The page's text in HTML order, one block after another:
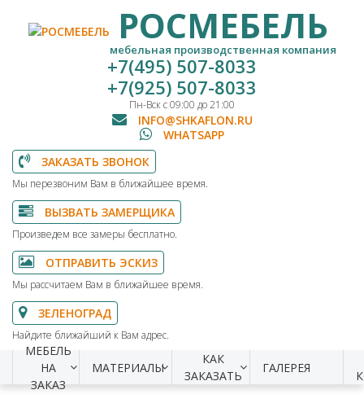
РОСМЕБЕЛЬ
мебельная производственная компания
+7(495) 507-8033
+7(925) 507-8033
Пн-Вск с 09:00 до 21:00
INFO@SHKAFLON.RU
WHATSAPP
ЗАКАЗАТЬ ЗВОНОК
Мы перезвоним Вам в ближайшее время.
ВЫЗВАТЬ ЗАМЕРЩИКА
Произведем все замеры бесплатно.
ОТПРАВИТЬ ЭСКИЗ
Мы рассчитаем Вам в ближайшее время.
ЗЕЛЕНОГРАД
Найдите ближайший к Вам адрес.
МЕБЕЛЬ
НА
ЗАКАЗ
МАТЕРИАЛЫ
КАК
ЗАКАЗАТЬ
ГАЛЕРЕЯ